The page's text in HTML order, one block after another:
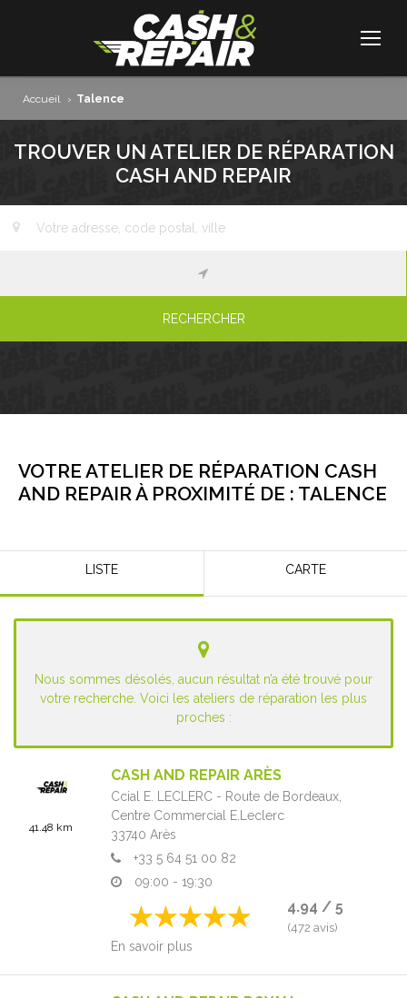
Accueil › Talence
TROUVER UN ATELIER DE RÉPARATION
CASH AND REPAIR
RECHERCHER
VOTRE ATELIER DE RÉPARATION CASH
AND REPAIR À PROXIMITÉ DE : TALENCE
LISTE CARTE
Nous sommes désolés, aucun résultat n’a été trouvé pour
votre recherche. Voici les ateliers de réparation les plus
proches :
41.48 km
CASH AND REPAIR ARÈS
Ccial E. LECLERC - Route de Bordeaux,
Centre Commercial E.Leclerc
33740 Arès
+33 5 64 51 00 82
09:00 - 19:30
4.94 / 5
(472 avis)
En savoir plus